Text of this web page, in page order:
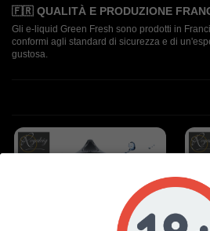
🇫🇷 QUALITÀ E PRODUZIONE
Gli e-liquid Green Fresh sono prodotti in
conformi agli standard di sicurezza e di
gustosa.